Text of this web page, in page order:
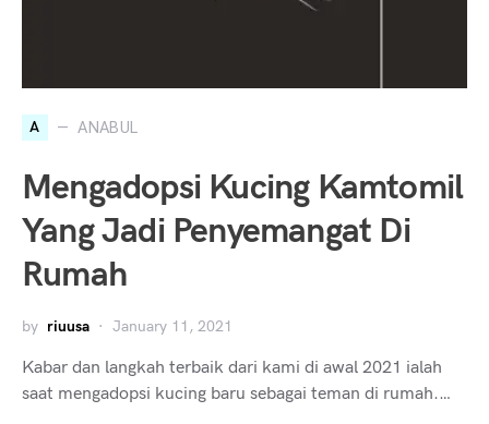
A ANABUL
Mengadopsi Kucing Kamtomil
Yang Jadi Penyemangat Di
Rumah
by riuusa January 11, 2021
Kabar dan langkah terbaik dari kami di awal 2021 ialah
saat mengadopsi kucing baru sebagai teman di rumah.…